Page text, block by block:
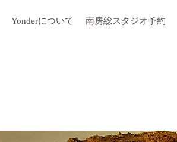
Yonderについて 南房総スタジオ予約